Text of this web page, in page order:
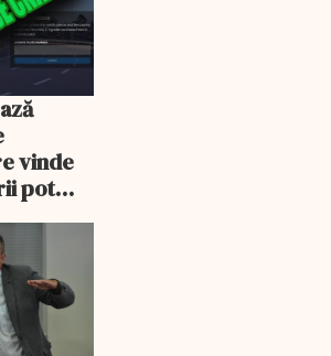
vinde
pot
mult